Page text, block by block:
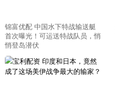
锦富优配 中国水下特战输送艇
首次曝光！可运送特战队员，悄
悄登岛潜伏